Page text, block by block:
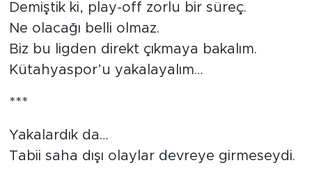
Demiştik ki, play-off zorlu bir süreç.
Ne olacağı belli olmaz.
Biz bu ligden direkt çıkmaya bakalım.
Kütahyaspor’u yakalayalım…
***
Yakalardık da…
Tabii saha dışı olaylar devreye girmeseydi.